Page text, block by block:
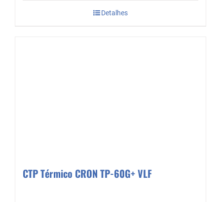
Detalhes
CTP Térmico CRON TP-60G+ VLF